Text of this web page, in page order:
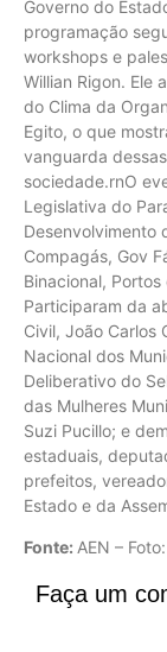
Governo do
programação
workshops e
Willian Rigon. Ele
do Clima da
Egito, o que
vanguarda
sociedade.rnO
Legislativa do
Desenvolvimento
Compagás, Gov
Binacional, Portos
Participaram da
Civil, João Carlos
Nacional dos
Deliberativo do
das Mulheres
Suzi Pucillo; e
estaduais,
prefeitos,
Estado e da
Fonte: AEN –
Faça um